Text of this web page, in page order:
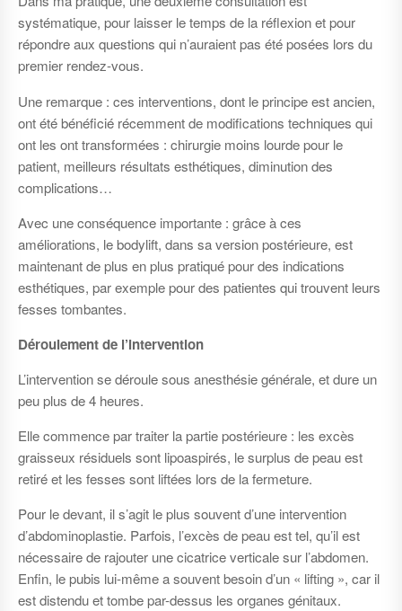
systématique, pour laisser le temps de la réflexion et pour
répondre aux questions qui n’auraient pas été posées lors du
premier rendez-vous.
Une remarque : ces interventions, dont le principe est ancien,
ont été bénéficié récemment de modifications techniques qui
ont les ont transformées : chirurgie moins lourde pour le
patient, meilleurs résultats esthétiques, diminution des
complications…
Avec une conséquence importante : grâce à ces
améliorations, le bodylift, dans sa version postérieure, est
maintenant de plus en plus pratiqué pour des indications
esthétiques, par exemple pour des patientes qui trouvent leurs
fesses tombantes.
Déroulement de l’intervention
L’intervention se déroule sous anesthésie générale, et dure un
peu plus de 4 heures.
Elle commence par traiter la partie postérieure : les excès
graisseux résiduels sont lipoaspirés, le surplus de peau est
retiré et les fesses sont liftées lors de la fermeture.
Pour le devant, il s’agit le plus souvent d’une intervention
d’abdominoplastie. Parfois, l’excès de peau est tel, qu’il est
nécessaire de rajouter une cicatrice verticale sur l’abdomen.
Enfin, le pubis lui-même a souvent besoin d’un « lifting », car il
est distendu et tombe par-dessus les organes génitaux.